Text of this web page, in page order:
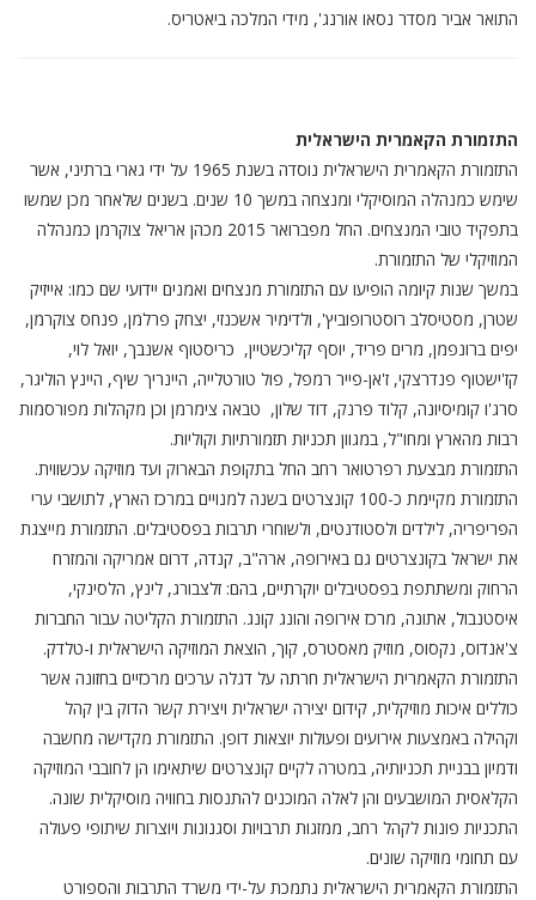
התואר אביר מסדר נסאו אורנג', מידי המלכה ביאטריס.
התזמורת הקאמרית הישראלית
התזמורת הקאמרית הישראלית נוסדה בשנת 1965 על ידי גארי ברתיני, אשר
שימש כמנהלה המוסיקלי ומנצחה במשך 10 שנים. בשנים שלאחר מכן שמשו
בתפקיד טובי המנצחים. החל מפברואר 2015 מכהן אריאל צוקרמן כמנהלה
המוזיקלי של התזמורת.
במשך שנות קיומה הופיעו עם התזמורת מנצחים ואמנים יידועי שם כמו: אייזיק
שטרן, מסטיסלב רוסטרופוביץ', ולדימיר אשכנזי, יצחק פרלמן, פנחס צוקרמן,
יפים ברונפמן, מרים פריד, יוסף קליכשטיין, כריסטוף אשנבך, יואל לוי,
קז'ישטוף פנדרצקי, ז'אן-פייר רמפל, פול טורטלייה, היינריך שיף, היינץ הוליגר,
סרג'ו קומיסיונה, קלוד פרנק, דוד שלון, טבאה צימרמן וכן מקהלות מפורסמות
רבות מהארץ ומחו"ל, במגוון תכניות תזמורתיות וקוליות.
התזמורת מבצעת רפרטואר רחב החל בתקופת הבארוק ועד מוזיקה עכשווית.
התזמורת מקיימת כ-100 קונצרטים בשנה למנויים במרכז הארץ, לתושבי ערי
הפריפריה, לילדים ולסטודנטים, ולשוחרי תרבות בפסטיבלים. התזמורת מייצגת
את ישראל בקונצרטים גם באירופה, ארה"ב, קנדה, דרום אמריקה והמזרח
הרחוק ומשתתפת בפסטיבלים יוקרתיים, בהם: זלצבורג, לינץ, הלסינקי,
איסטנבול, אתונה, מרכז אירופה והונג קונג. התזמורת הקליטה עבור החברות
צ'אנדוס, נקסוס, מוזיק מאסטרס, קוך, הוצאת המוזיקה הישראלית ו-טלדק.
התזמורת הקאמרית הישראלית חרתה על דגלה ערכים מרכזיים בחזונה אשר
כוללים איכות מוזיקלית, קידום יצירה ישראלית ויצירת קשר הדוק בין קהל
וקהילה באמצעות אירועים ופעולות יוצאות דופן. התזמורת מקדישה מחשבה
ודמיון בבניית תכניותיה, במטרה לקיים קונצרטים שיתאימו הן לחובבי המוזיקה
הקלאסית המושבעים והן לאלה המוכנים להתנסות בחוויה מוסיקלית שונה.
התכניות פונות לקהל רחב, ממזגות תרבויות וסגנונות ויוצרות שיתופי פעולה
עם תחומי מוזיקה שונים.
התזמורת הקאמרית הישראלית נתמכת על-ידי משרד התרבות והספורט